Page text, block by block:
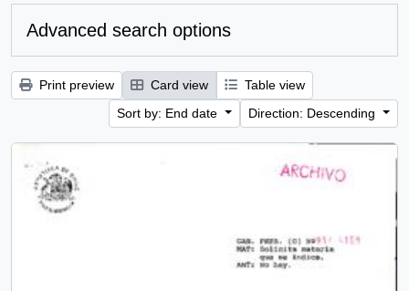
Advanced search options
Print preview Card view
Table view
Sort by: End date
Direction: Descending